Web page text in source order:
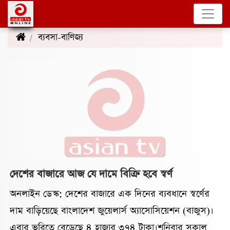
ব্যবসা-বাণিজ্য
দেশের বাজারে আজ যে দামে বিক্রি হবে স্বর্ণ
অনলাইন ডেস্ক: দেশের বাজারে এক দিনের ব্যবধানে স্বর্ণের
দাম বাড়িয়েছে বাংলাদেশ জুয়েলার্স অ্যাসোসিয়েশন (বাজুস)।